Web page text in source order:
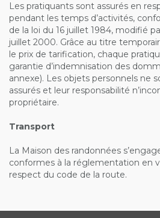
Les pratiquants sont assurés en
pendant les temps d’activités,
de la loi du 16 juillet 1984, modifié
juillet 2000. Grâce au titre
le prix de tarification, chaque
garantie d’indemnisation des
annexe). Les objets personnels ne
assurés et leur responsabilité
propriétaire.
Transport
La Maison des randonnées
conformes à la réglementation en
respect du code de la route.